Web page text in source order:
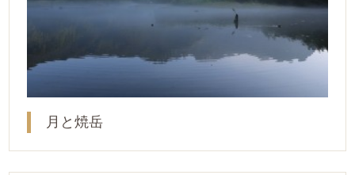
月と焼岳